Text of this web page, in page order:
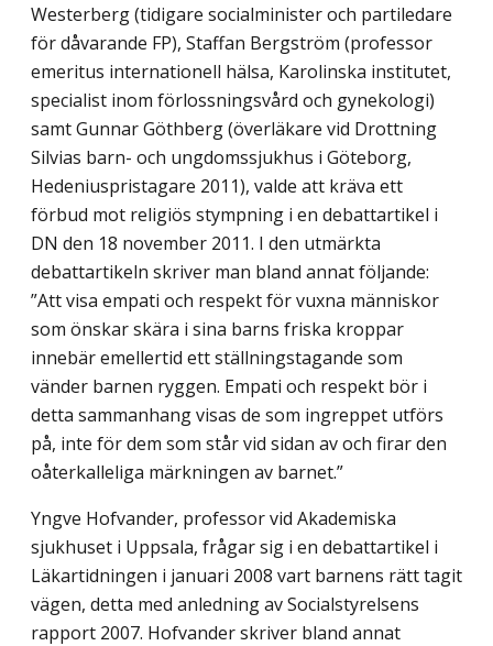
Westerberg (tidigare socialminister och partiledare
för dåvarande FP), Staffan Bergström (professor
emeritus internationell hälsa, Karolinska institutet,
specialist inom förlossningsvård och gynekologi)
samt Gunnar Göthberg (överläkare vid Drottning
Silvias barn- och ungdomssjukhus i Göteborg,
Hedeniuspristagare 2011), valde att kräva ett
förbud mot religiös stympning i en debatt­artikel i
DN den 18 november 2011. I den utmärkta
debattartikeln skriver man bland annat följande:
”Att visa empati och respekt för vuxna människor
som önskar skära i sina barns friska kroppar
innebär emellertid ett ställningstagande som
vänder barnen ryggen. Empati och respekt bör i
detta sammanhang visas de som ingreppet utförs
på, inte för dem som står vid sidan av och firar den
oåterkalleliga märkningen av barnet.”
Yngve Hofvander, professor vid Akademiska
sjukhuset i Uppsala, frågar sig i en debattartikel i
Läkartidningen i januari 2008 vart barnens rätt tagit
vägen, detta med anledning av Socialstyrelsens
rapport 2007. Hofvander skriver bland annat